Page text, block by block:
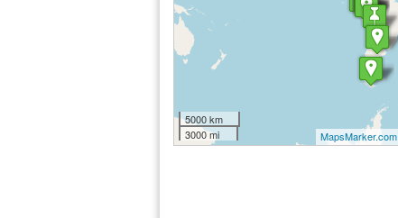
5000 km
3000 mi
MapsMarker.com